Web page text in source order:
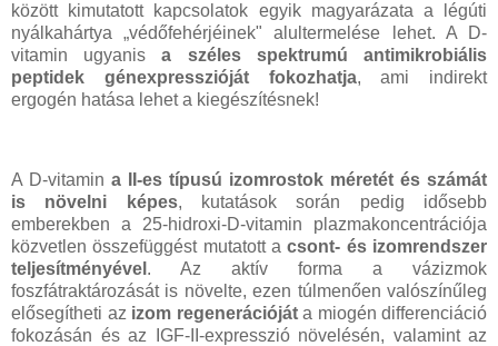
között kimutatott kapcsolatok egyik magyarázata a légúti
nyálkahártya „védőfehérjéinek" alultermelése lehet. A D-
vitamin ugyanisa széles spektrumú antimikrobiális
peptidek génexpresszióját fokozhatja, ami indirekt
ergogén hatása lehet a kiegészítésnek!
A D-vitamin a II-es típusú izomrostok méretét és számát
is növelni képes, kutatások során pedig idősebb
emberekben a 25-hidroxi-D-vitamin plazmakoncentrációja
közvetlen összefüggést mutatott acsont- és izomrendszer
teljesítményével . Az aktív forma a vázizmok
foszfátraktározását is növelte, ezen túlmenően valószínűleg
elősegítheti az izom regenerációjáta miogén differenciáció
fokozásán és az IGF-II-expresszió növelésén, valamint az